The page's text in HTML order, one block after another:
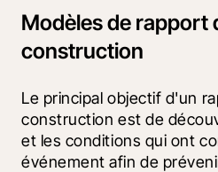
Modèles de rapport
construction
Le principal objectif d'un
construction est de
et les conditions qui ont
événement afin de